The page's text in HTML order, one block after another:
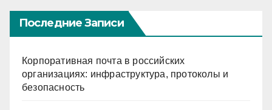
Последние Записи
Корпоративная почта в российских
организациях: инфраструктура, протоколы и
безопасность